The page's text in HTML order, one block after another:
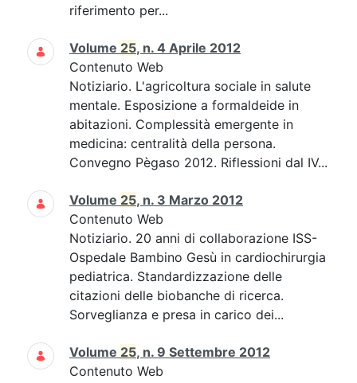
riferimento per...
Volume 25, n. 4 Aprile 2012
Contenuto Web
Notiziario. L'agricoltura sociale in salute
mentale. Esposizione a formaldeide in
abitazioni. Complessità emergente in
medicina: centralità della persona.
Convegno Pègaso 2012. Riflessioni dal IV...
Volume 25, n. 3 Marzo 2012
Contenuto Web
Notiziario. 20 anni di collaborazione ISS-
Ospedale Bambino Gesù in cardiochirurgia
pediatrica. Standardizzazione delle
citazioni delle biobanche di ricerca.
Sorveglianza e presa in carico dei...
Volume 25, n. 9 Settembre 2012
Contenuto Web